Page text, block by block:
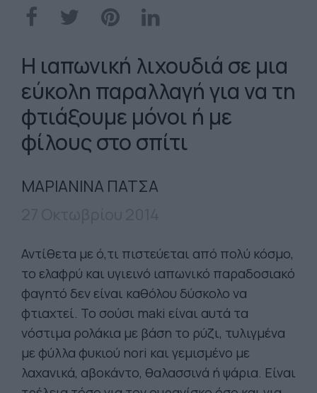
Η ιαπωνική λιχουδιά σε μια
εύκολη παραλλαγή για να τη
φτιάξουμε μόνοι ή με
φίλους στο σπίτι
ΜΑΡΙΑΝΙΝΑ ΠΑΤΣΑ
Αντίθετα με ό,τι πιστεύεται από πολύ κόσμο,
το ελαφρύ και υγιεινό ιαπωνικό παραδοσιακό
φαγητό δεν είναι καθόλου δύσκολο να
φτιαχτεί. Το σούσι maki είναι αυτά τα
νόστιμα ρολάκια με βάση το ρύζι, τυλιγμένα
με φύλλα φυκιού nori και γεμισμένο με
λαχανικά, αβοκάντο, θαλασσινά ή ψάρια. Είναι